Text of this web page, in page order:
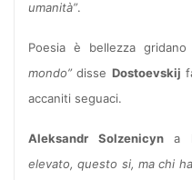
umanità”.
Poesia è bellezza
mondo”disse Dostoevskij
accaniti seguaci.
Aleksandr Solzenicyna
elevato, questo si, ma chi